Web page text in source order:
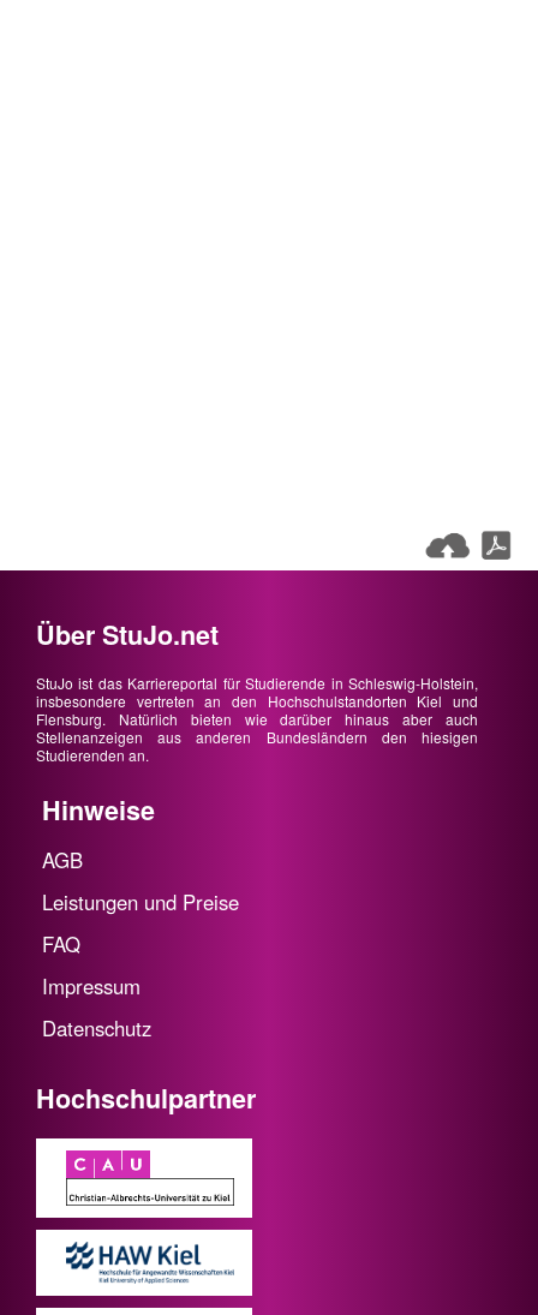
Über StuJo.net
StuJo ist das Karriereportal für Studierende in Schleswig-Holstein,
insbesondere vertreten an den Hochschulstandorten Kiel und
Flensburg. Natürlich bieten wie darüber hinaus aber auch
Stellenanzeigen aus anderen Bundesländern den hiesigen
Studierenden an.
Hinweise
AGB
Leistungen und Preise
FAQ
Impressum
Datenschutz
Hochschulpartner